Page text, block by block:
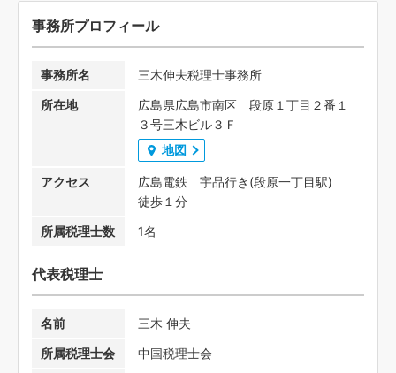
事務所プロフィール
事務所名
三木伸夫税理士事務所
所在地
広島県広島市南区 段原１丁目２番１
３号三木ビル３Ｆ
地図
アクセス
広島電鉄 宇品行き(段原一丁目駅)
徒歩１分
所属税理士数
1名
代表税理士
名前
三木 伸夫
所属税理士会
中国税理士会